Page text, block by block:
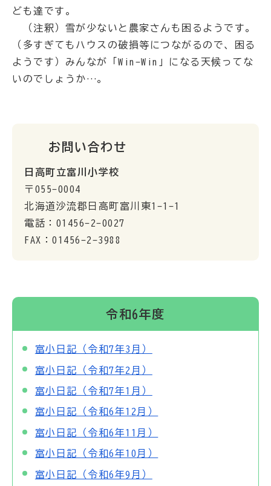
ども達です。
（注釈）雪が少ないと農家さんも困るようです。
（多すぎてもハウスの破損等につながるので、困る
ようです）みんなが「Win-Win」になる天候ってな
いのでしょうか…。
お問い合わせ
日高町立富川小学校
〒055-0004
北海道沙流郡日高町富川東1-1-1
電話：01456-2-0027
FAX：01456-2-3988
令和6年度
富小日記（令和7年3月）
富小日記（令和7年2月）
富小日記（令和7年1月）
富小日記（令和6年12月）
富小日記（令和6年11月）
富小日記（令和6年10月）
富小日記（令和6年9月）